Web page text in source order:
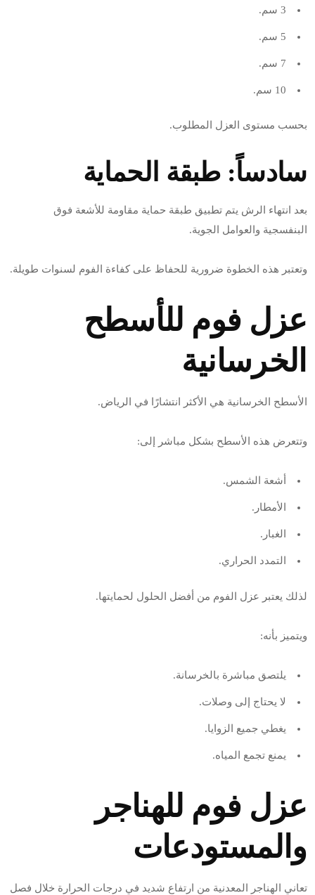
3 سم.
5 سم.
7 سم.
10 سم.
بحسب مستوى العزل المطلوب.
سادساً: طبقة الحماية
بعد انتهاء الرش يتم تطبيق طبقة حماية مقاومة للأشعة فوق
البنفسجية والعوامل الجوية.
وتعتبر هذه الخطوة ضرورية للحفاظ على كفاءة الفوم لسنوات طويلة.
عزل فوم للأسطح
الخرسانية
الأسطح الخرسانية هي الأكثر انتشارًا في الرياض.
وتتعرض هذه الأسطح بشكل مباشر إلى:
أشعة الشمس.
الأمطار.
الغبار.
التمدد الحراري.
لذلك يعتبر عزل الفوم من أفضل الحلول لحمايتها.
ويتميز بأنه:
يلتصق مباشرة بالخرسانة.
لا يحتاج إلى وصلات.
يغطي جميع الزوايا.
يمنع تجمع المياه.
عزل فوم للهناجر
والمستودعات
تعاني الهناجر المعدنية من ارتفاع شديد في درجات الحرارة خلال فصل